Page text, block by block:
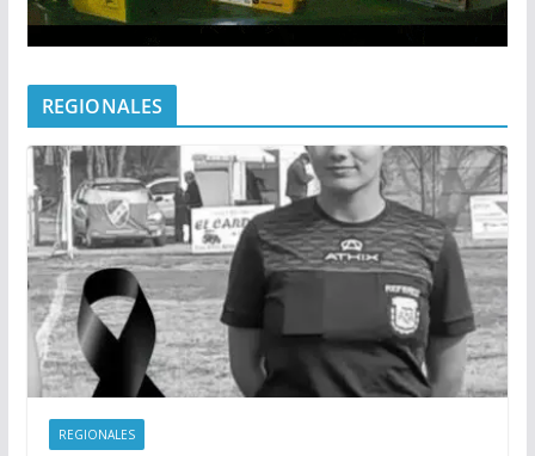
REGIONALES
REGIONALES